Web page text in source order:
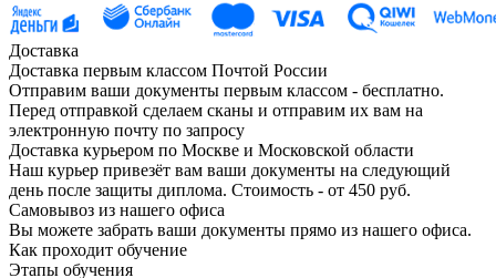
Доставка
Доставка первым классом Почтой России
Отправим ваши документы первым классом - бесплатно.
Перед отправкой сделаем сканы и отправим их вам на
электронную почту по запросу
Доставка курьером по Москве и Московской области
Наш курьер привезёт вам ваши документы на следующий
день после защиты диплома. Стоимость - от 450 руб.
Самовывоз из нашего офиса
Вы можете забрать ваши документы прямо из нашего офиса.
Как проходит обучение
Этапы обучения